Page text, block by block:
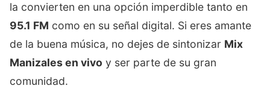
la convierten en una opción imperdible tanto en
95.1 FM como en su señal digital. Si eres amante
de la buena música, no dejes de sintonizar Mix
Manizales en vivo y ser parte de su gran
comunidad.